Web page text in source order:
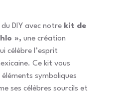
du DIY avec notre kit de
», une création
célèbre l’esprit
Ce kit vous
symboliques
ses célèbres sourcils et